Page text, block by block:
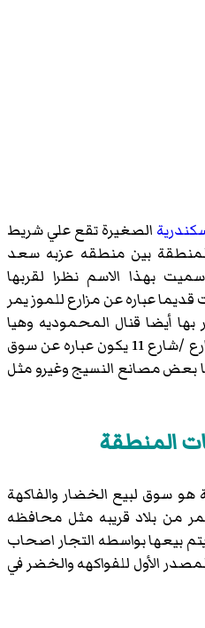
الصغيرة تقع علي شريط
شارع 1 قع المنطقة بين منطقه عزبه سعد
بهذا الاسم نظرا لقربها
قديما عباره عن مزارع للموز يمر
بها أيضا قنال المحموديه وهيا
عباره عن 13 شارع ثلاثه عشر شارع /شارع 11 يكون عباره عن سوق
بعض مصانع النسيج وغيرو مثل
المنطقة
سوق لبيع الخضار والفاكهة
من بلاد قريبه مثل محافظه
بيعها بواسطه التجار اصحاب
الأول للفواكهه والخضر في